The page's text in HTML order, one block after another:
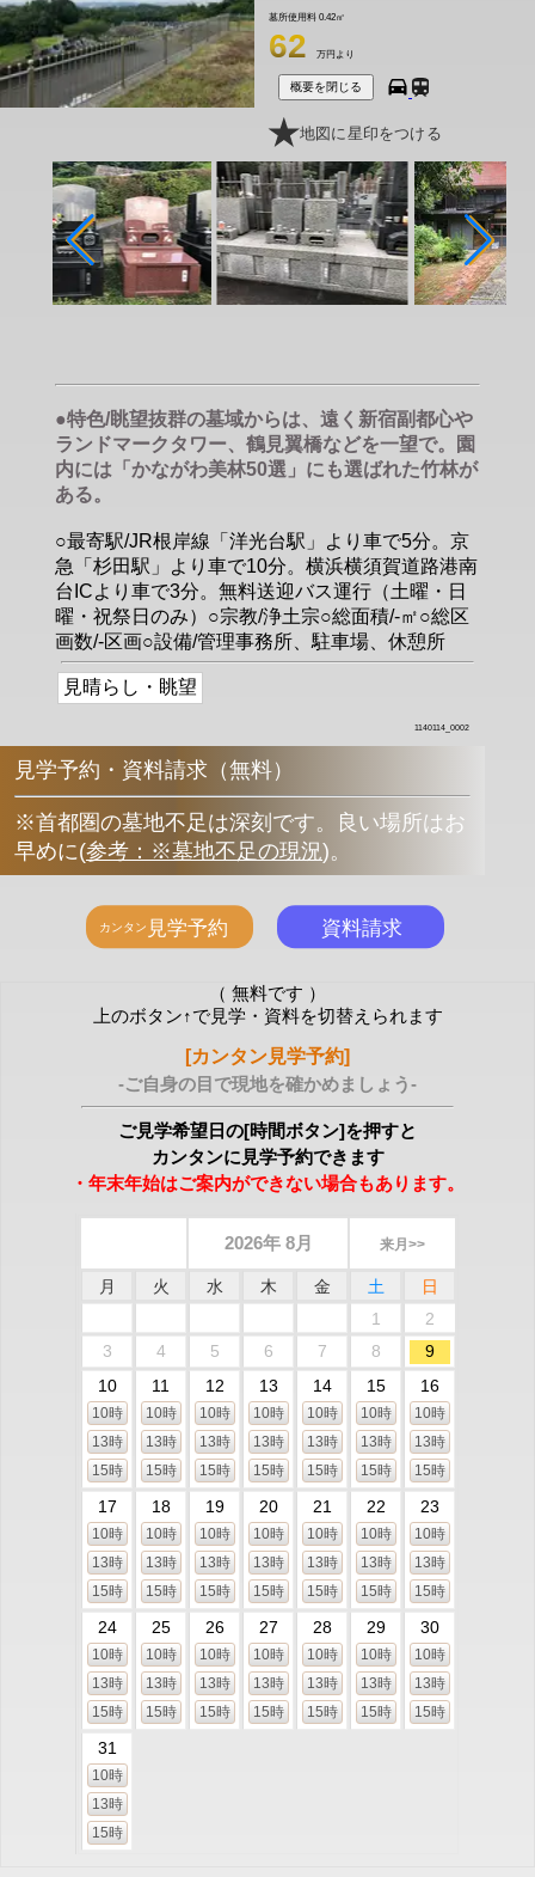
墓所使用料 0.42㎡
62 万円より
概要を閉じる
地図に星印をつける
●特色/眺望抜群の墓域からは、遠く新宿副都心や
ランドマークタワー、鶴見翼橋などを一望で。園
内には「かながわ美林50選」にも選ばれた竹林が
ある。
○最寄駅/JR根岸線「洋光台駅」より車で5分。京
急「杉田駅」より車で10分。横浜横須賀道路港南
台ICより車で3分。無料送迎バス運行（土曜・日
曜・祝祭日のみ）○宗教/浄土宗○総面積/-㎡○総区
画数/-区画○設備/管理事務所、駐車場、休憩所
見晴らし・眺望
1140114_0002
見学予約・資料請求（無料）
※首都圏の墓地不足は深刻です。良い場所はお
早めに(参考：※墓地不足の現況)。
（ 無料です ）
上のボタン↑で見学・資料を切替えられます
[カンタン見学予約]
-ご自身の目で現地を確かめましょう-
ご見学希望日の[時間ボタン]を押すと
カンタンに見学予約できます
・年末年始はご案内ができない場合もあります。
2026年 8月 来月>>
月 火 水 木 金 土
日
1
2
3
4 5 6 7 8
9
10
10時
13時
15時
11
10時
13時
15時
12
10時
13時
15時
13
10時
13時
15時
14
10時
13時
15時
15
10時
13時
15時
16
10時
13時
15時
17
10時
13時
15時
18
10時
13時
15時
19
10時
13時
15時
20
10時
13時
15時
21
10時
13時
15時
22
10時
13時
15時
23
10時
13時
15時
24
10時
13時
15時
25
10時
13時
15時
26
10時
13時
15時
27
10時
13時
15時
28
10時
13時
15時
29
10時
13時
15時
30
10時
13時
15時
31
10時
13時
15時